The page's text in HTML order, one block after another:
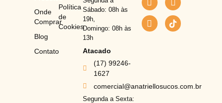
Onde
Comprar
Blog
Contato
Política
de
Cookies
Sábado: 08h às
19h,
Domingo: 08h às
13h
Atacado
(17) 99246-
1627
comercial@anatriellosucos.com.br
Segunda a Sexta: